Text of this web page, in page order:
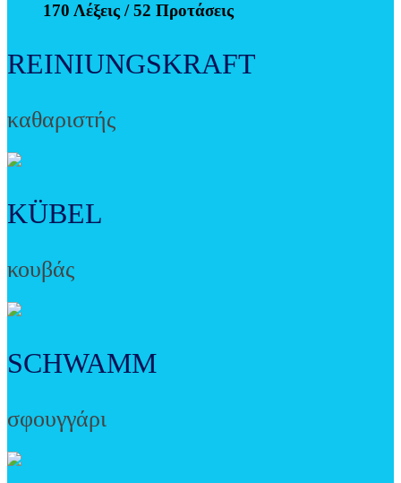
170 Λέξεις / 52 Προτάσεις
REINIUNGSKRAFT
καθαριστής
KÜBEL
κουβάς
SCHWAMM
σφουγγάρι